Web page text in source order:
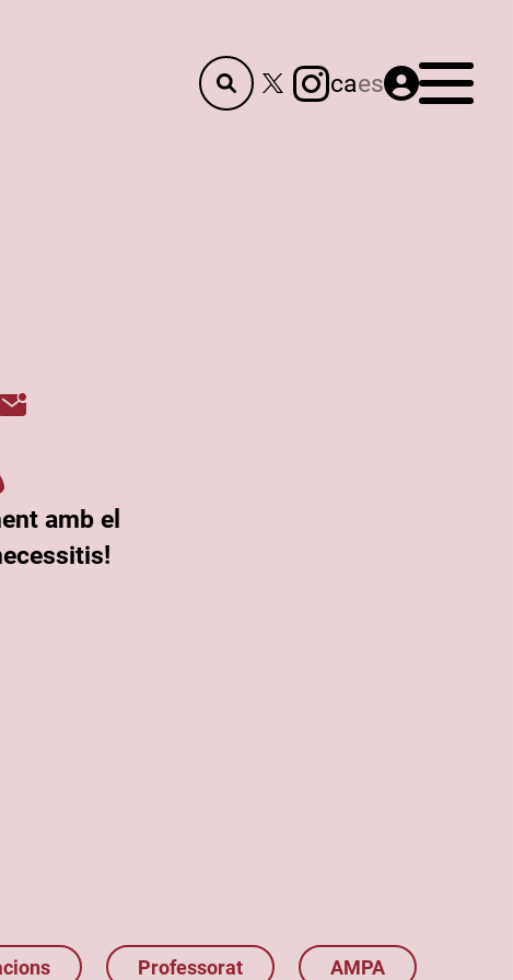
caes Menú
amb el
Professorat AMPA